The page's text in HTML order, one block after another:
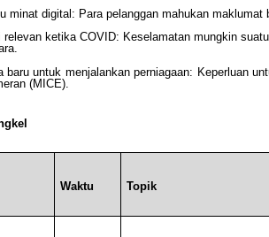
minat digital: Para pelanggan mahukan maklumat
relevan ketika COVID: Keselamatan mungkin
baru untuk menjalankan perniagaan: Keperluan
(MICE).
Waktu Topik